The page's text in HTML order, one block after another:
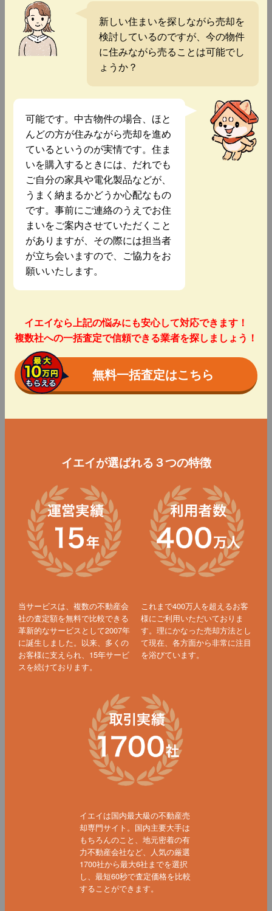
新しい住まいを探しながら売却を
検討しているのですが、今の物件
に住みながら売ることは可能でし
ょうか？
可能です。中古物件の場合、ほと
んどの方が住みながら売却を進め
ているというのが実情です。住ま
いを購入するときには、だれでも
ご自分の家具や電化製品などが、
うまく納まるかどうか心配なもの
です。事前にご連絡のうえでお住
まいをご案内させていただくこと
がありますが、その際には担当者
が立ち会いますので、ご協力をお
願いいたします。
イエイなら上記の悩みにも安心して対応できます！
複数社への一括査定で信頼できる業者を探しましょう！
無料一括査定はこちら
イエイが選ばれる３つの特徴
当サービスは、複数の不動産会
社の査定額を無料で比較できる
革新的なサービスとして2007年
に誕生しました。以来、多くの
お客様に支えられ、15年サービ
スを続けております。
これまで400万人を超えるお客
様にご利用いただいておりま
す。理にかなった売却方法とし
て現在、各方面から非常に注目
を浴びています。
イエイは国内最大級の不動産売
却専門サイト。国内主要大手は
もちろんのこと、地元密着の有
力不動産会社など、人気の厳選
1700社から最大6社までを選択
し、最短60秒で査定価格を比較
することができます。